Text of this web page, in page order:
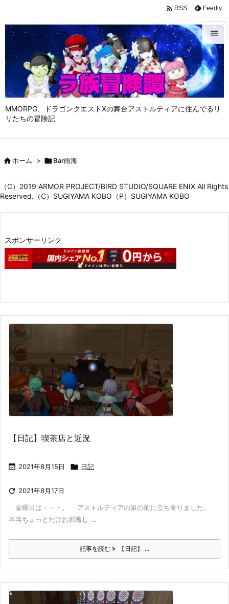
MMORPG、ドラゴンクエストⅩの舞台アストルティアに住んでるリ
リたちの冒険記


メニュ

サイド

 RSS Feedly
ホーム > Bar雨海
（C）2019 ARMOR PROJECT/BIRD STUDIO/SQUARE ENIX All Rights
Reserved.（C）SUGIYAMA KOBO（P）SUGIYAMA KOBO
スポンサーリンク
【日記】喫茶店と近況
 2021年8月15日  日記
 2021年8月17日
金曜日は・・・。 アストルティアの泉の前に立ち寄りました。
本当ちょっとだけお邪魔し ...
記事を読む 【日記】 ...